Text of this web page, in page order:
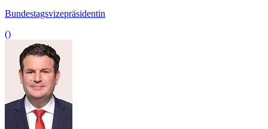
Bundestagsvizepräsidentin
()